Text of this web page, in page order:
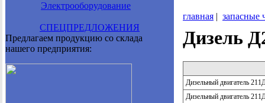
Электрооборудование
СПЕЦПРЕДЛОЖЕНИЯ
Предлагаем продукцию со склада
нашего предприятия:
главная | запасные
Дизель
Дизельный двигатель
Дизельный двигатель